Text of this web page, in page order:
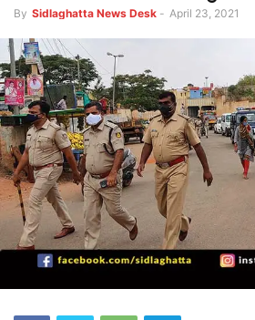
By Sidlaghatta News Desk - April 23, 2021